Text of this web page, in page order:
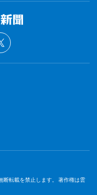
断転載を禁止します。 著作権は雲